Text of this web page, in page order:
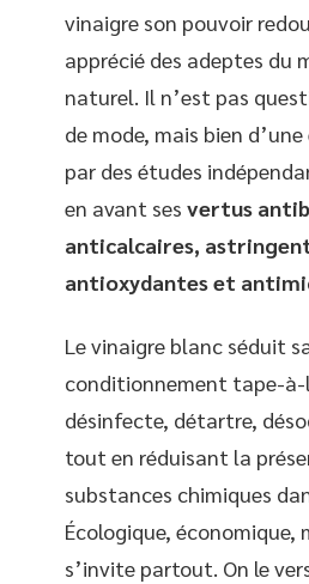
vinaigre son pouvoir
apprécié des adeptes du
naturel. Il n’est pas
de mode, mais bien
par des études
en avant ses vertus
anticalcaires,
antioxydantes et
Le vinaigre blanc séduit
conditionnement tape-
désinfecte, détartre,
tout en réduisant la
substances chimiques
Écologique,
s’invite partout. On le